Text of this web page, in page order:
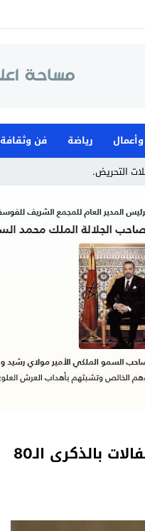
رياضة فن وثقافة
التحريض.
السفير هلال يرفع عاليا رسالة إفريقيا خلال الاحتفالات بالذكرى الـ80